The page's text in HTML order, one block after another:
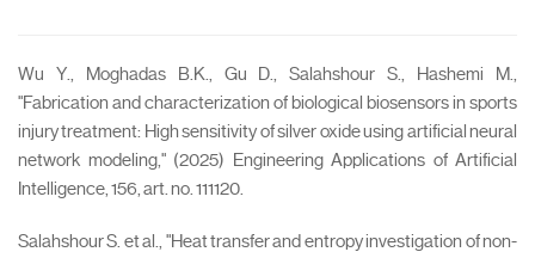
Wu Y., Moghadas B.K., Gu D., Salahshour S., Hashemi M.,
"Fabrication and characterization of biological biosensors in sports
injury treatment: High sensitivity of silver oxide using artificial neural
network modeling," (2025) Engineering Applications of Artificial
Intelligence, 156, art. no. 111120.
Salahshour S. et al., "Heat transfer and entropy investigation of non-